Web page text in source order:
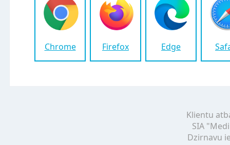
Chrome Firefox Edge
Klientu
SIA
Dzirnavu